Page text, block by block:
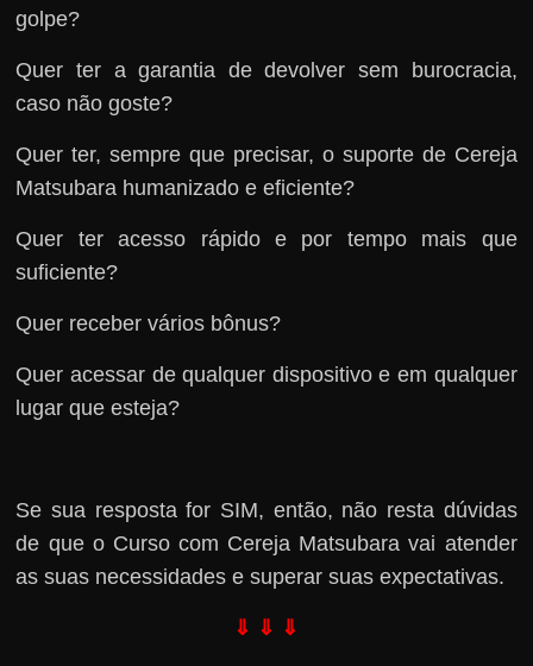
golpe?
Quer ter a garantia de devolver sem burocracia,
caso não goste?
Quer ter, sempre que precisar, o suporte de Cereja
Matsubara humanizado e eficiente?
Quer ter acesso rápido e por tempo mais que
suficiente?
Quer receber vários bônus?
Quer acessar de qualquer dispositivo e em qualquer
lugar que esteja?
Se sua resposta for SIM, então, não resta dúvidas
de que o Curso com Cereja Matsubara vai atender
as suas necessidades e superar suas expectativas.
⇓ ⇓ ⇓